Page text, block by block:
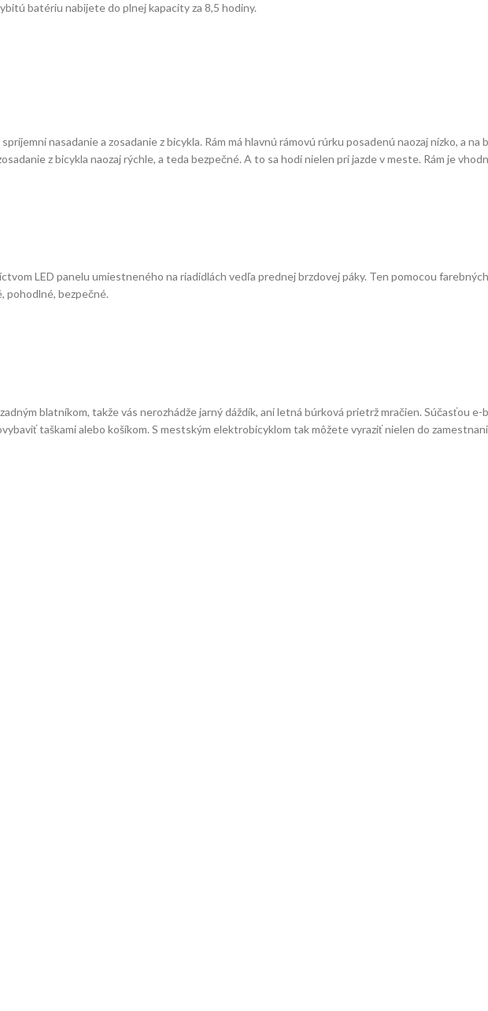
batériu nabijete do plnej kapacity za 8,5 hodiny.
nasadanie a zosadanie z bicykla. Rám má hlavnú rámovú rúrku posadenú naozaj nízko, a
z bicykla naozaj rýchle, a teda bezpečné. A to sa hodí nielen pri jazde v meste. Rám je
LED panelu umiestneného na riadidlách vedľa prednej brzdovej páky. Ten pomocou
pohodlné, bezpečné.
blatníkom, takže vás nerozhádže jarný dáždík, ani letná búrková prietrž mračien. Súčasťou
taškami alebo košíkom. S mestským elektrobicyklom tak môžete vyraziť nielen do